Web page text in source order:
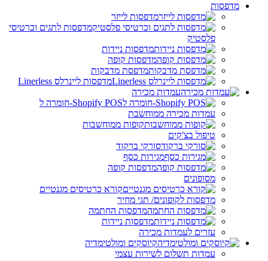
מדפסות
מדפסות לייזר
מדפסות לתגים וכרטיסי
פלסטיק
מדפסות ניידות
מדפסות קופה
מדפסת מדבקות
מדפסות ליינרלס Linerless
עמדות מכירה
Shopify POS-חומרה ל
עמדות מכירה ממוחשבת
קופות ממוחשבות
טיפול בצ'קים
סורקי ברקוד
מגירות כסף
מדפסות קופה
מסופונים
קורא כרטיסים מגנטיים
מדפסות לקופונים/ תגי מחיר
מדפסות החתמה
מדפסות ניידות
עזרים לעמדות מכירה
קיוסקים ומולטימדיה
עמדות תשלום לשירות עצמי